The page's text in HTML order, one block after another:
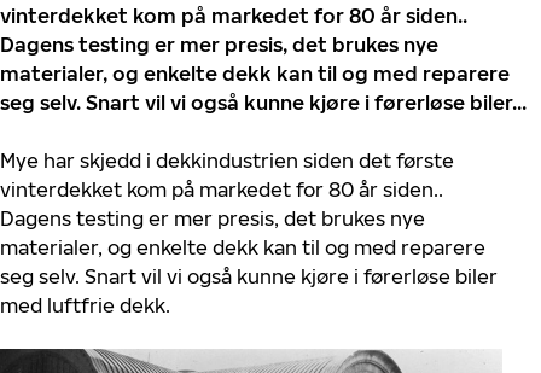
vinterdekket kom på markedet for 80 år siden..
Dagens testing er mer presis, det brukes nye
materialer, og enkelte dekk kan til og med reparere
seg selv. Snart vil vi også kunne kjøre i førerløse biler...
Mye har skjedd i dekkindustrien siden det første
vinterdekket kom på markedet for 80 år siden..
Dagens testing er mer presis, det brukes nye
materialer, og enkelte dekk kan til og med reparere
seg selv. Snart vil vi også kunne kjøre i førerløse biler
med luftfrie dekk.